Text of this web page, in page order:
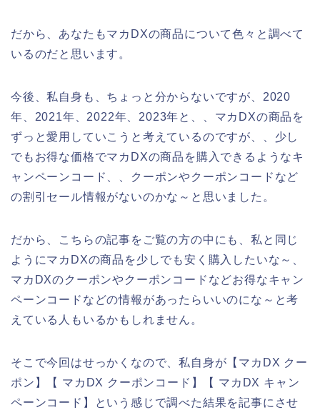
だから、あなたもマカDXの商品について色々と調べて
いるのだと思います。
今後、私自身も、ちょっと分からないですが、2020
年、2021年、2022年、2023年と、、マカDXの商品を
ずっと愛用していこうと考えているのですが、、少し
でもお得な価格でマカDXの商品を購入できるようなキ
ャンペーンコード、、クーポンやクーポンコードなど
の割引セール情報がないのかな～と思いました。
だから、こちらの記事をご覧の方の中にも、私と同じ
ようにマカDXの商品を少しでも安く購入したいな～、
マカDXのクーポンやクーポンコードなどお得なキャン
ペーンコードなどの情報があったらいいのにな～と考
えている人もいるかもしれません。
そこで今回はせっかくなので、私自身が【マカDX クー
ポン】【 マカDX クーポンコード】【 マカDX キャン
ペーンコード】という感じで調べた結果を記事にさせ